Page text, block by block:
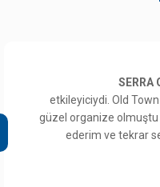
SERRA
etkileyiciydi. Old
güzel organize olmuştu
ederim ve tekrar